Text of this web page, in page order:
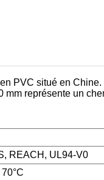
PVC situé en
représente un
REACH, UL94-V0